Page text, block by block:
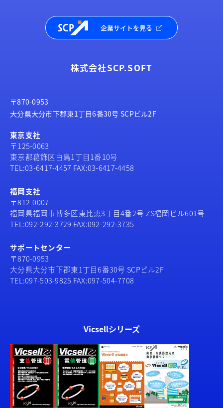
企業サイトを見る
株式会社SCP.SOFT
〒870-0953
大分県大分市下郡東1丁目6番30号 SCPビル2F
東京支社
〒125-0063
東京都葛飾区白鳥1丁目1番10号
TEL:03-6417-4457 FAX:03-6417-4458
福岡支社
〒812-0007
福岡県福岡市博多区東比恵3丁目4番2号 ZS福岡ビル601号
TEL:092-292-3729 FAX:092-292-3735
サポートセンター
〒870-0953
大分県大分市下郡東1丁目6番30号 SCPビル2F
TEL:097-503-9825 FAX:097-504-7708
Vicsellシリーズ